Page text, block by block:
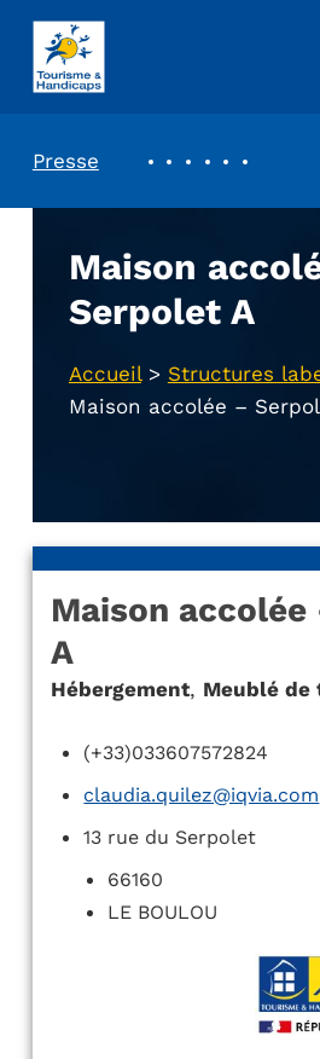
ASSOCIATION TOURISME ET HANDICAPS
Presse
Maison
Serpolet A
Accueil> Structures
Maison accolée –
Maison
A
Hébergement, Meublé de
(+33)033607572824
claudia.quilez@iqvia.com
13 rue du Serpolet
66160
LE BOULOU